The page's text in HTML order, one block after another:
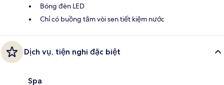
Bóng đèn LED
Chỉ có buồng tắm vòi sen tiết kiệm nước
Dịch vụ, tiện nghi đặc biệt
Spa